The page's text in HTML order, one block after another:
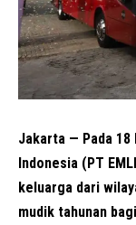
Jakarta — Pada 18
Indonesia (PT
keluarga dari
mudik tahunan